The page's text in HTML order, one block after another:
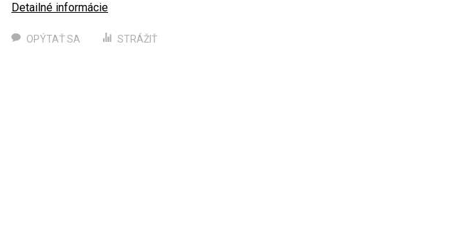
Detailné informácie
OPÝTAŤ SA STRÁŽIŤ